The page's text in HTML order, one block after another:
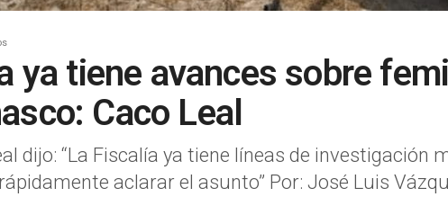
ya tiene avances sobre
Caco Leal
dijo: “La Fiscalía ya tiene líneas de investigación
aclarar el asunto” Por: José Luis